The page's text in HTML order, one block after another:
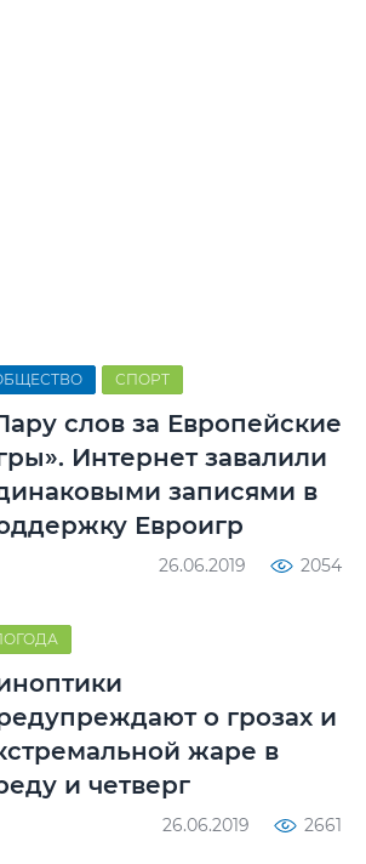
СПОРТ
слов за Европейские
Интернет завалили
записями в
Евроигр
26.06.2019 2054
о грозах и
жаре в
и четверг
26.06.2019 2661